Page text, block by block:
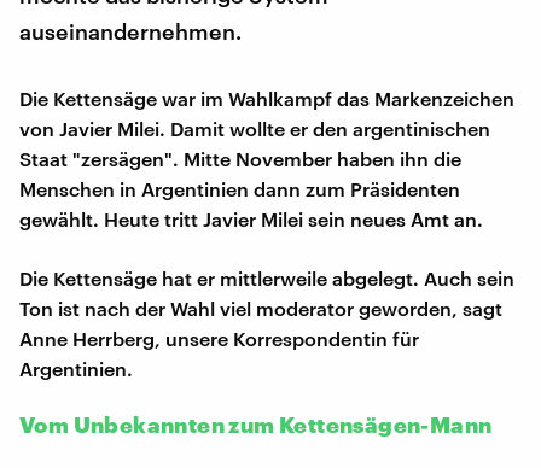
auseinandernehmen.
Die Kettensäge war im Wahlkampf das Markenzeichen
von Javier Milei. Damit wollte er den argentinischen
Staat "zersägen". Mitte November haben ihn die
Menschen in Argentinien dann zum Präsidenten
gewählt. Heute tritt Javier Milei sein neues Amt an.
Die Kettensäge hat er mittlerweile abgelegt. Auch sein
Ton ist nach der Wahl viel moderator geworden, sagt
Anne Herrberg, unsere Korrespondentin für
Argentinien.
Vom Unbekannten zum Kettensägen-Mann